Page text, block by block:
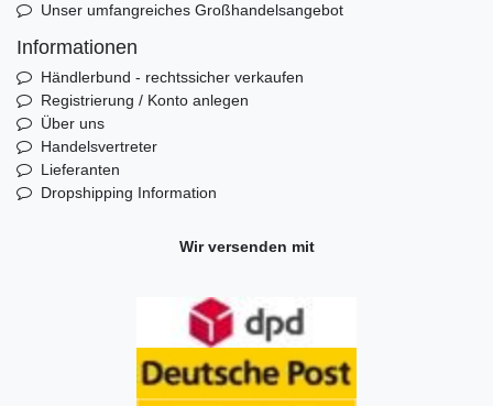
Unser umfangreiches Großhandelsangebot
Informationen
Händlerbund - rechtssicher verkaufen
Registrierung / Konto anlegen
Über uns
Handelsvertreter
Lieferanten
Dropshipping Information
Wir versenden mit